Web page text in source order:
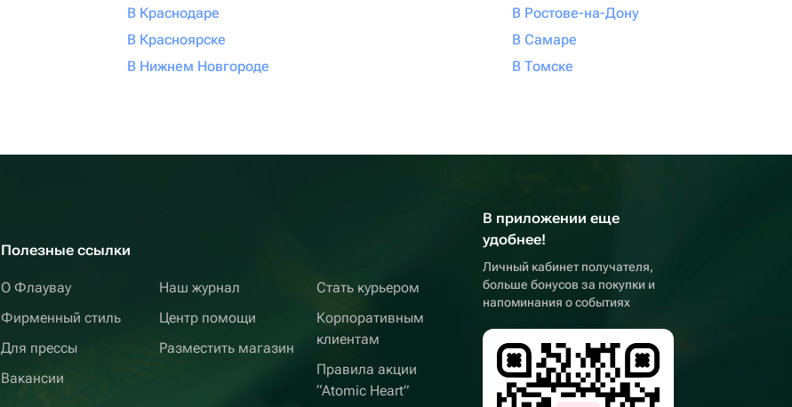
В Краснодаре
В Красноярске
В Нижнем Новгороде
В Ростове-на-Дону
В Самаре
В Томске
Полезные ссылки
О Флаувау
Фирменный стиль
Для прессы
Вакансии
Наш журнал
Центр помощи
Разместить магазин
Стать курьером
Корпоративным
клиентам
Правила акции
“Atomic Heart”
В приложении еще
удобнее!
Личный кабинет получателя,
больше бонусов за покупки и
напоминания о событиях